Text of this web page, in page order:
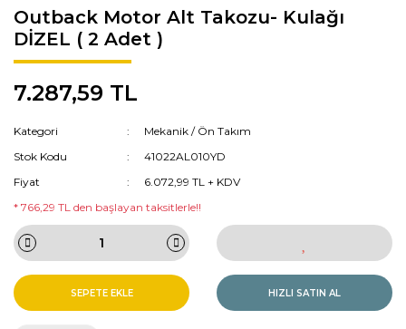
Outback Motor Alt Takozu- Kulağı
DİZEL ( 2 Adet )
7.287,59 TL
Kategori
Mekanik / Ön Takım
Stok Kodu
41022AL010YD
Fiyat
6.072,99 TL + KDV
* 766,29 TL den başlayan taksitlerle!!
SEPETE EKLE HIZLI SATIN AL